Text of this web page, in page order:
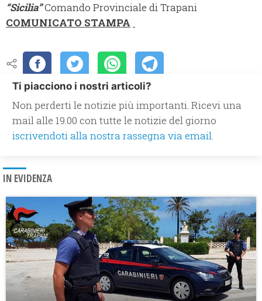
“Sicilia”Comando Provinciale di Trapani
COMUNICATO STAMPA
Ti piacciono i nostri articoli?
Non perderti le notizie più importanti. Ricevi una
mail alle 19.00 con tutte le notizie del giorno
iscrivendoti alla nostra rassegna via email.
IN EVIDENZA